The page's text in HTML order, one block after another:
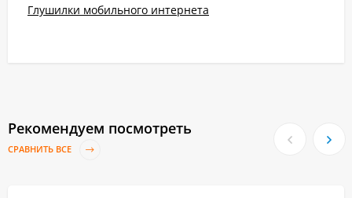
Глушилки мобильного интернета
Рекомендуем посмотреть
СРАВНИТЬ ВСЕ